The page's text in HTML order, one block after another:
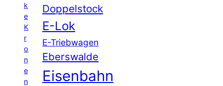
k
e
K
r
o
n
e
n
Doppelstock
E-Lok
E-Triebwagen
Eberswalde
Eisenbahn